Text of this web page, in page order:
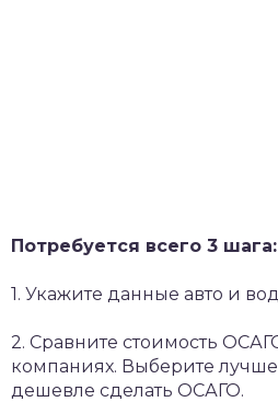
Потребуется всего 3 шага:
1. Укажите данные авто и
2. Сравните стоимость
компаниях. Выберите
дешевле сделать ОСАГО.